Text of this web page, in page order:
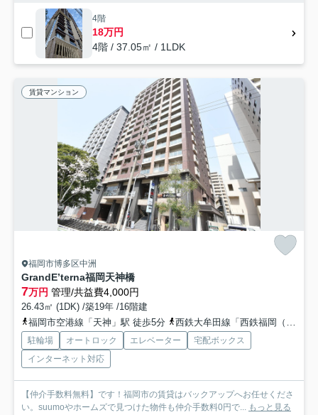
4階
18万円
4階 / 37.05㎡ / 1LDK
賃貸マンション
福岡市博多区中洲
GrandE’terna福岡天神橋
7万円 管理/共益費4,000円
26.43㎡ (1DK) /築19年 /16階建
福岡市空港線「天神」駅 徒歩5分
西鉄大牟田線「西鉄福岡（天神）」駅 徒歩5分
駐輪場 オートロック エレベーター
宅配ボックス
インターネット対応
【仲介手数料無料】です！福岡市の賃貸はバックアップへお任せくださ
い。suumoやホームズで見つけた物件も仲介手数料0円で...
もっと見る